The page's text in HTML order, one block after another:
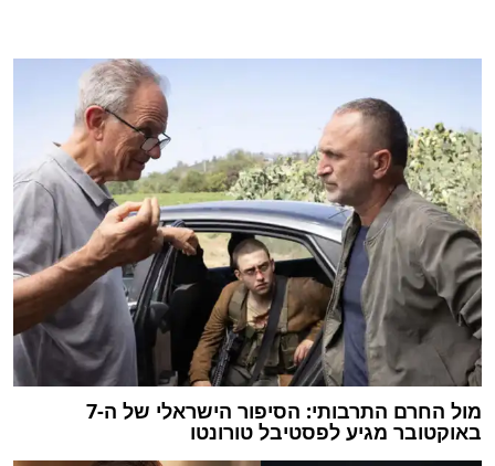
מול החרם התרבותי: הסיפור הישראלי של ה-7
באוקטובר מגיע לפסטיבל טורונטו